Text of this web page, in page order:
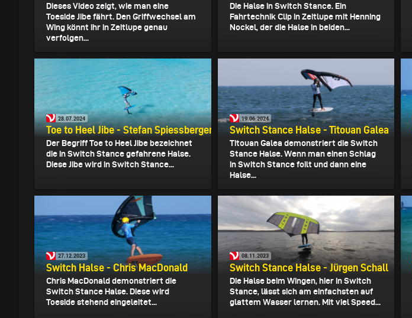
Dieses Video zeigt, wie man eine
Toeside Jibe fährt. Den Griffwechsel am
Wing könnt ihr in Zeitlupe genau
verfolgen...
Die Halse in Switch Stance. Ein
Fahrtechnik Clip in Zeitlupe mit Henning
Nockel, der die Halse in beiden...
28.07.2024
Toe to Heel Jibe - Stefan Spiessberger
Der Begriff Toe to Heel Jibe bezeichnet
die in Switch Stance gefahrene Halse.
Diese Jibe wird in Switch Stance...
19.06.2024
Switch Stance Halse - Titouan Galea
Titouan Galea demonstriert die Switch
Stance Halse. Wenn man einen Schlag
in Switch Stance foilt und dann eine
Halse...
27.12.2023
Switch Halse - Chris MacDonald
Chris MacDonald demonstriert die
Switch Stance Halse. Diese wird
Toeside stehend eingeleitet...
08.11.2023
Switch Stance Halse - Jürgen Schall
Die Halse beim Wingen, hier in Switch
Stance, lässt sich am einfachsten auf
glattem Wasser lernen. Mit viel Speed...